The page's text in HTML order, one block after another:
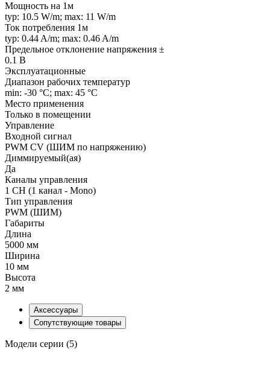
Мощность на 1м
typ: 10.5 W/m; max: 11 W/m
Ток потребления 1м
typ: 0.44 A/m; max: 0.46 A/m
Предельное отклонение напряжения ±
0.1 В
Эксплуатационные
Диапазон рабочих температур
min: -30 °C; max: 45 °C
Место применения
Только в помещении
Управление
Входной сигнал
PWM СV (ШИМ по напряжению)
Диммируемый(ая)
Да
Каналы управления
1 CH (1 канал - Mono)
Тип управления
PWM (ШИМ)
Габариты
Длина
5000 мм
Ширина
10 мм
Высота
2 мм
Аксессуары
Сопутствующие товары
Модели серии (5)